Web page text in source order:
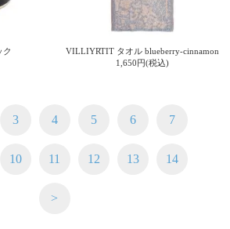
ク
VILLIYRTIT タオル blueberry-cinnamon
1,650円(税込)
3 4 5 6 7
10 11 12 13 14
>